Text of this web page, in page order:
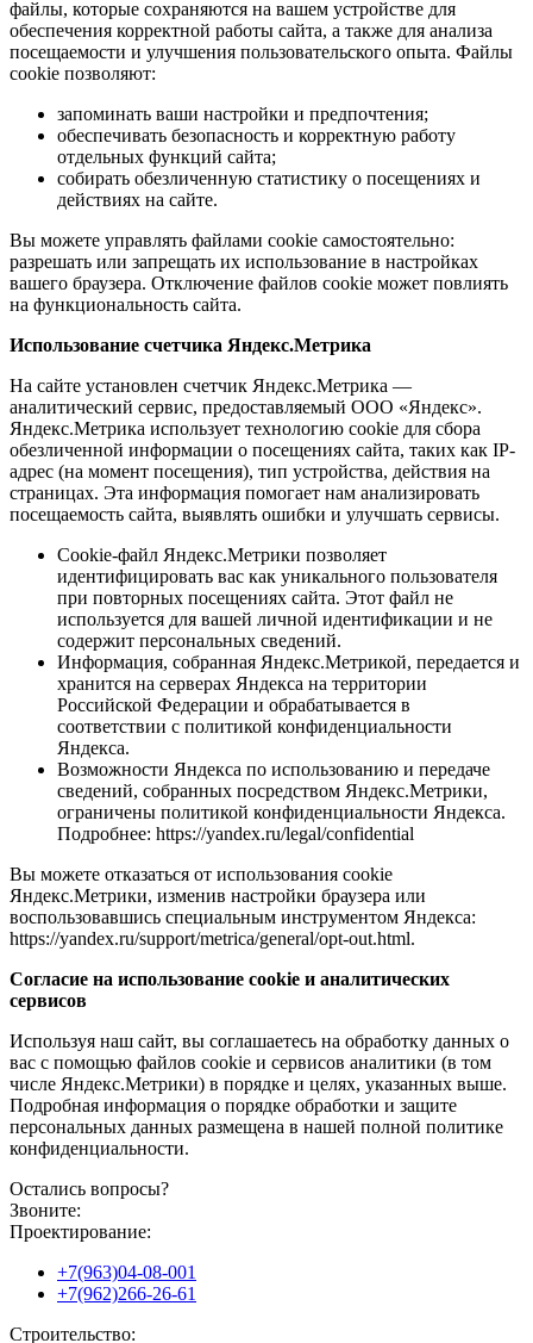
файлы, которые сохраняются на вашем устройстве для
обеспечения корректной работы сайта, а также для анализа
посещаемости и улучшения пользовательского опыта. Файлы
cookie позволяют:
запоминать ваши настройки и предпочтения;
обеспечивать безопасность и корректную работу
отдельных функций сайта;
собирать обезличенную статистику о посещениях и
действиях на сайте.
Вы можете управлять файлами cookie самостоятельно:
разрешать или запрещать их использование в настройках
вашего браузера. Отключение файлов cookie может повлиять
на функциональность сайта.
Использование счетчика Яндекс.Метрика
На сайте установлен счетчик Яндекс.Метрика —
аналитический сервис, предоставляемый ООО «Яндекс».
Яндекс.Метрика использует технологию cookie для сбора
обезличенной информации о посещениях сайта, таких как IP-
адрес (на момент посещения), тип устройства, действия на
страницах. Эта информация помогает нам анализировать
посещаемость сайта, выявлять ошибки и улучшать сервисы.
Cookie-файл Яндекс.Метрики позволяет
идентифицировать вас как уникального пользователя
при повторных посещениях сайта. Этот файл не
используется для вашей личной идентификации и не
содержит персональных сведений.
Информация, собранная Яндекс.Метрикой, передается и
хранится на серверах Яндекса на территории
Российской Федерации и обрабатывается в
соответствии с политикой конфиденциальности
Яндекса.
Возможности Яндекса по использованию и передаче
сведений, собранных посредством Яндекс.Метрики,
ограничены политикой конфиденциальности Яндекса.
Подробнее: https://yandex.ru/legal/confidential
Вы можете отказаться от использования cookie
Яндекс.Метрики, изменив настройки браузера или
воспользовавшись специальным инструментом Яндекса:
https://yandex.ru/support/metrica/general/opt-out.html.
Согласие на использование cookie и аналитических
сервисов
Используя наш сайт, вы соглашаетесь на обработку данных о
вас с помощью файлов cookie и сервисов аналитики (в том
числе Яндекс.Метрики) в порядке и целях, указанных выше.
Подробная информация о порядке обработки и защите
персональных данных размещена в нашей полной политике
конфиденциальности.
Остались вопросы?
Звоните:
Проектирование:
+7(963)04-08-001
+7(962)266-26-61
Строительство: